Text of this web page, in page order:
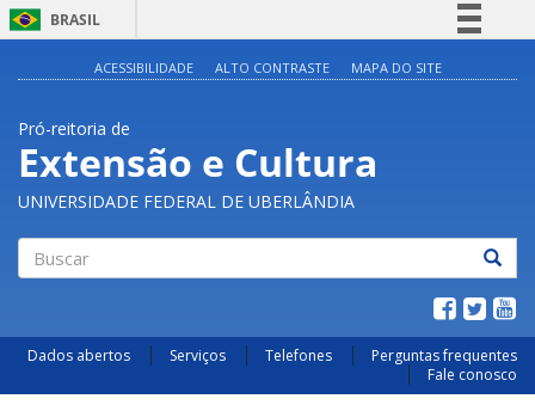
BRASIL
Acesso à informação
Legislação
Canais
ACESSIBILIDADE ALTO CONTRASTE MAPA DO SITE
Pró-reitoria de
Extensão e Cultura
UNIVERSIDADE FEDERAL DE UBERLÂNDIA
Dados abertos Serviços Telefones
Perguntas frequentes
Fale conosco